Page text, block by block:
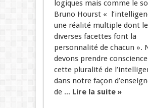
logiques mais comme le
Bruno Hourst «
une réalité multiple dont
diverses facettes font la
personnalité de chacun ».
devons prendre
cette pluralité de
dans notre façon
de ... Lire la suite »